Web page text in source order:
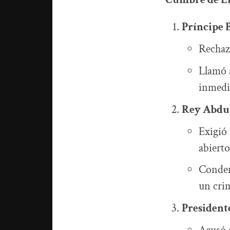
Príncipe
Llamó
Rey
Exigió
un